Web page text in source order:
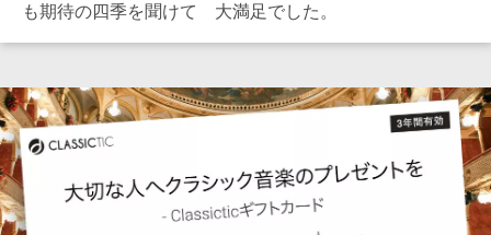
も期待の四季を聞けて 大満足でした。